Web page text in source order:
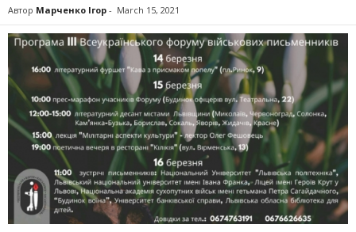
Автор Марченко Ігор - March 15, 2021